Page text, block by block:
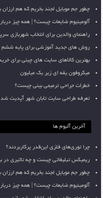
چطور جم موبایل لجند بخریم که هم
آلومینیوم ضایعات چیست؟ | همه چیز
راهنمای والدین برای انتخاب شهربازی
روش های جدید آموزشی برای پایه ششم
بهترین کالاهای سایت های چینی برای
میکروفون یقه ای زیر یک میلیون
خطرات جراحی ترمیمی بینی چیست؟
تعرفه طراحی سایت تابان شهر آپدیت شد
آخرین آلبوم ها
چرا توری‌های فلزی این‌قدر پرکاربردند؟
ریمیکس تبلیغاتی چیست و چه تاثیری در
چطور جم موبایل لجند بخریم که هم
آلومینیوم ضایعات چیست؟ | همه چیز